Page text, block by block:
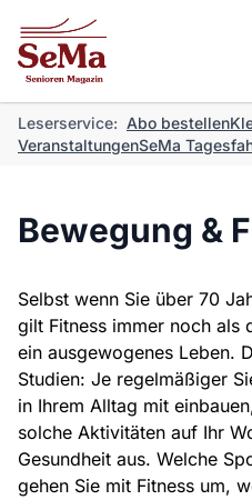
Leserservice: Abo bestellen
VeranstaltungenSeMa
Bewegung &
Selbst wenn Sie über 70
gilt Fitness immer noch
ein ausgewogenes Leben.
Studien: Je regelmäßiger
in Ihrem Alltag mit
solche Aktivitäten auf Ihr
Gesundheit aus. Welche
gehen Sie mit Fitness um,